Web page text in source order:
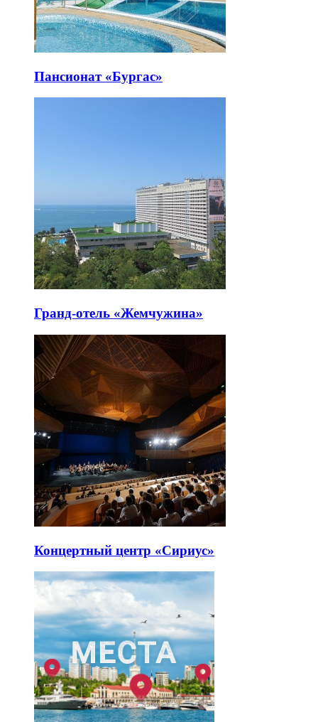
Пансионат «Бургас»
Гранд-отель «Жемчужина»
Концертный центр «Сириус»